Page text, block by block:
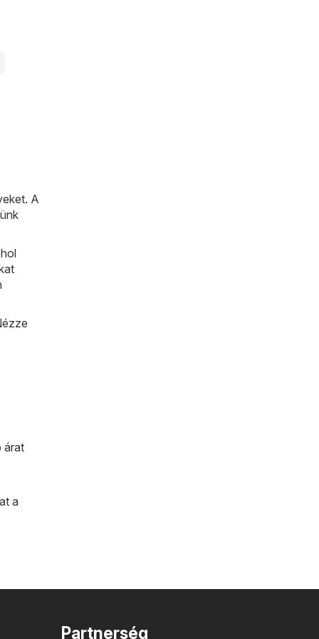
A
árat
a
Partnerség